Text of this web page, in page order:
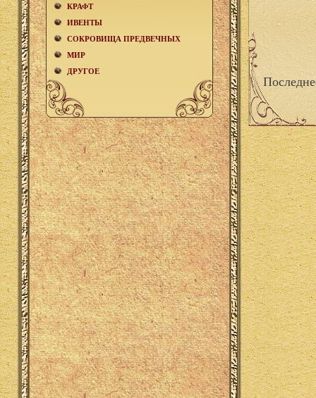
КРАФТ
ИВЕНТЫ
СОКРОВИЩА ПРЕДВЕЧНЫХ
МИР
ДРУГОЕ